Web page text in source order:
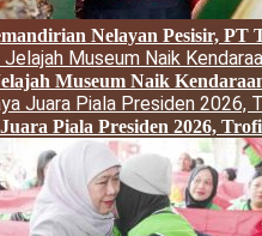
Nelayan Pesisir, PT
Museum Naik
Piala Presiden 2026,